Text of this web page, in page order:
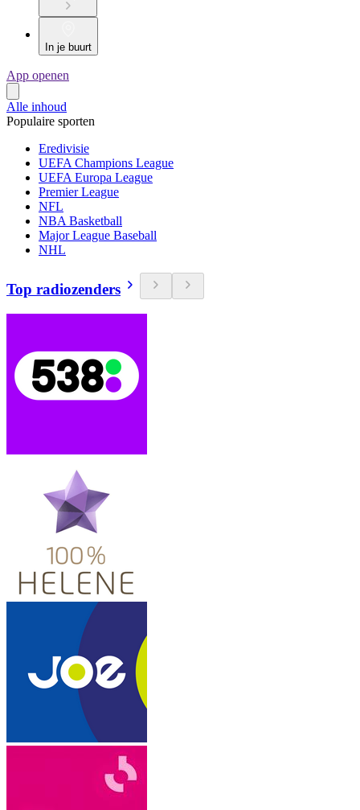
In je buurt
App openen
Alle inhoud
Populaire sporten
Eredivisie
UEFA Champions League
UEFA Europa League
Premier League
NFL
NBA Basketball
Major League Baseball
NHL
Top radiozenders